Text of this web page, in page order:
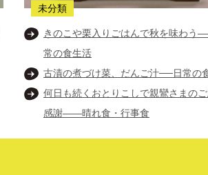
未分類
きのこや栗入りごはんで秋を味わう
常の食生活
古漬の煮づけ菜、だんご汁──日常の
何日も続くおとりこしで親鸞さまの
感謝――晴れ食・行事食